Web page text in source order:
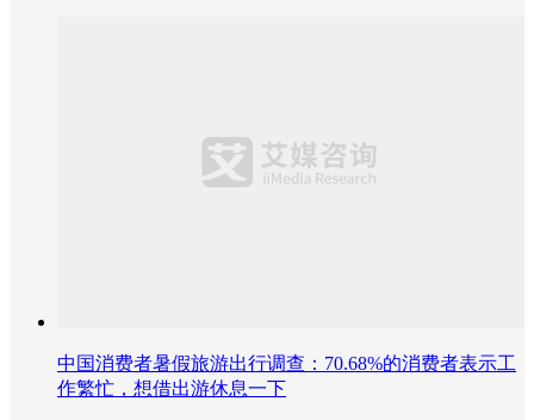
中国消费者暑假旅游出行调查：70.68%的消费者表示工
作繁忙，想借出游休息一下